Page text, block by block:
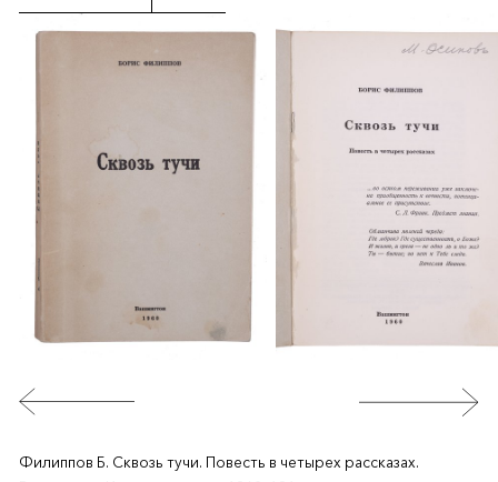
Филиппов Б. Сквозь тучи. Повесть в четырех рассказах.